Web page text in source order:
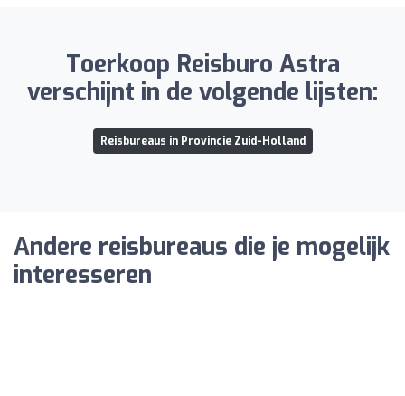
Toerkoop Reisburo Astra
verschijnt in de volgende lijsten:
Reisbureaus in Provincie Zuid-Holland
Andere reisbureaus die je mogelijk
interesseren